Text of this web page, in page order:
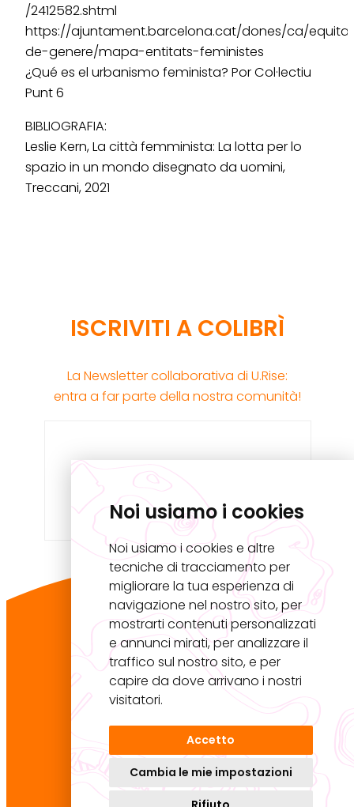
Noi usiamo i cookies
Noi usiamo i cookies e altre
tecniche di tracciamento per
migliorare la tua esperienza di
navigazione nel nostro sito, per
mostrarti contenuti personalizzati
e annunci mirati, per analizzare il
traffico sul nostro sito, e per
capire da dove arrivano i nostri
visitatori.
Accetto
Cambia le mie impostazioni
/2412582.shtml
https://ajuntament.barcelona.cat/dones/ca/
de-genere/mapa-entitats-feministes
¿Qué es el urbanismo feminista? Por Col·lectiu
Punt 6
BIBLIOGRAFIA:
Leslie Kern, La città femminista: La lotta per lo
spazio in un mondo disegnato da uomini,
Treccani, 2021
ISCRIVITI A COLIBRÌ
La Newsletter collaborativa di U.Rise:
entra a far parte della nostra comunità!
Master U.Rise
Università Iuav di Venezia
Palazzo Badoer
Calle della Lacca 2468, San Polo
30125 Venezia VE
Kilowatt